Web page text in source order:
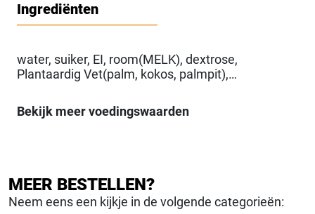
Ingrediënten
water, suiker, EI, room(MELK), dextrose,
Plantaardig Vet(palm, kokos, palmpit),
TARWEbloem, TARWEzetmeel, Gemodificeerd
Zetmeel(E1414 (geacetyleerd dizetmeelfosfaat)),
glucosestroop, Antiklontermiddel(E170
(calciumcarbonaten), E470a (natrium-, kalium-,
calciumzouten van vetzuren)), Emulgator(E472b
Bekijk meer voedingswaarden
MEER BESTELLEN?
Neem eens een kijkje in de volgende categorieën: